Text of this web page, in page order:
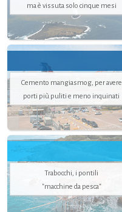
ma è vissuta solo cinque mesi
Cemento mangiasmog, per avere
porti più puliti e meno inquinati
Trabocchi, i pontili
"macchine da pesca"